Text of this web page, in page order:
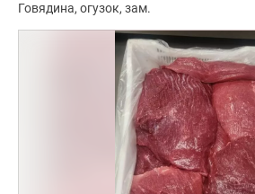
Говядина огузок зам.